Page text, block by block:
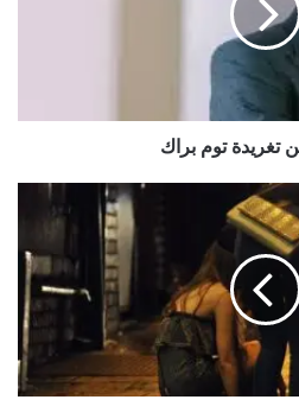
تغريدة توم براك